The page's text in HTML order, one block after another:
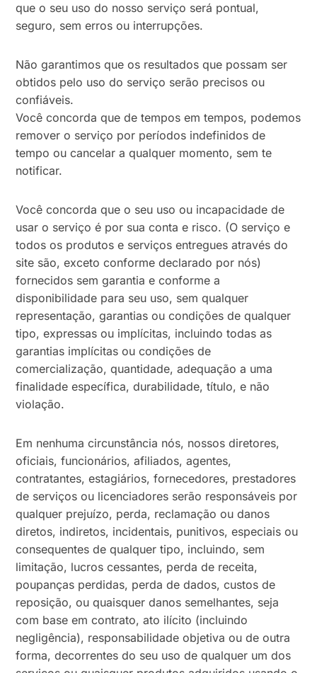
que o seu uso do nosso serviço será pontual,
seguro, sem erros ou interrupções.
Não garantimos que os resultados que possam ser
obtidos pelo uso do serviço serão precisos ou
confiáveis.
Você concorda que de tempos em tempos, podemos
remover o serviço por períodos indefinidos de
tempo ou cancelar a qualquer momento, sem te
notificar.
Você concorda que o seu uso ou incapacidade de
usar o serviço é por sua conta e risco. (O serviço e
todos os produtos e serviços entregues através do
site são, exceto conforme declarado por nós)
fornecidos sem garantia e conforme a
disponibilidade para seu uso, sem qualquer
representação, garantias ou condições de qualquer
tipo, expressas ou implícitas, incluindo todas as
garantias implícitas ou condições de
comercialização, quantidade, adequação a uma
finalidade específica, durabilidade, título, e não
violação.
Em nenhuma circunstância nós, nossos diretores,
oficiais, funcionários, afiliados, agentes,
contratantes, estagiários, fornecedores, prestadores
de serviços ou licenciadores serão responsáveis por
qualquer prejuízo, perda, reclamação ou danos
diretos, indiretos, incidentais, punitivos, especiais ou
consequentes de qualquer tipo, incluindo, sem
limitação, lucros cessantes, perda de receita,
poupanças perdidas, perda de dados, custos de
reposição, ou quaisquer danos semelhantes, seja
com base em contrato, ato ilícito (incluindo
negligência), responsabilidade objetiva ou de outra
forma, decorrentes do seu uso de qualquer um dos